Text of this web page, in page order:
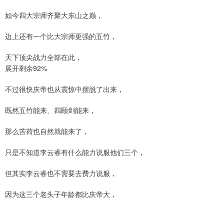
如今四大宗师齐聚大东山之巅，
边上还有一个比大宗师更强的五竹，
天下顶尖战力全部在此，
展开剩余92%
不过很快庆帝也从震惊中摆脱了出来，
既然五竹能来、四顾剑能来，
那么苦荷也自然就能来了，
只是不知道李云睿有什么能力说服他们三个，
但其实李云睿也不需要去费力说服，
因为这三个老头子年龄都比庆帝大，